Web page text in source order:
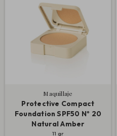
Maquillaje
Protective Compact
Foundation SPF50 Nº 20
Natural Amber
11 gr